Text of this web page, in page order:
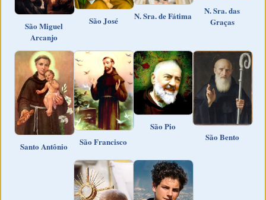
São Miguel
Arcanjo
São José N. Sra. de Fátima
N. Sra. das
Graças
Santo Antônio São Francisco
São Pio
São Bento